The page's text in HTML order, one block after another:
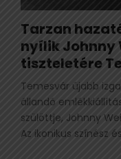
Tarzan
nyílik Johnny
tiszteletére
Temesvár újabb
állandó
szülöttje, Johnny
Az ikonikus színész